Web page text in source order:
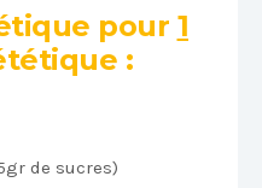
pour 1
:
de sucres)